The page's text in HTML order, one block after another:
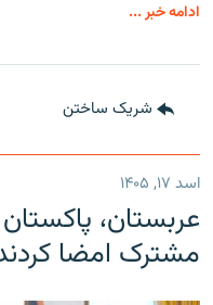
ادامه خبر ...
شریک ساختن
اسد ۱۷, ۱۴۰۵
عربستان،
مشترک امضا